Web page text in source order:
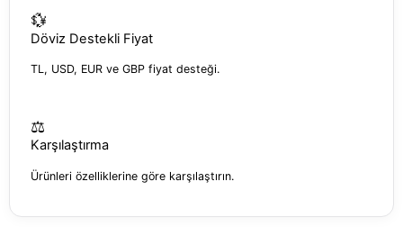
💱
Döviz Destekli Fiyat
TL, USD, EUR ve GBP fiyat desteği.
⚖️
Karşılaştırma
Ürünleri özelliklerine göre karşılaştırın.